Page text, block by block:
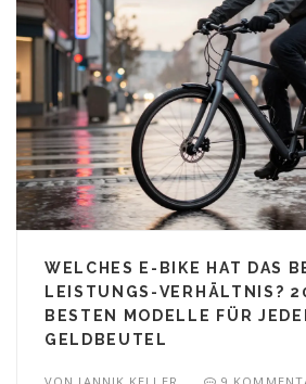
WELCHES E-BIKE HAT DAS
LEISTUNGS-VERHÄLTNIS?
BESTEN MODELLE FÜR
GELDBEUTEL